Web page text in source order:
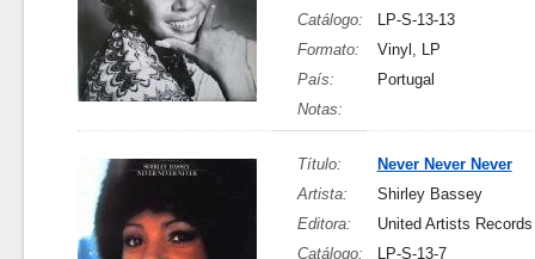
Catálogo:
LP-S-13-13
Formato:
Vinyl, LP
País:
Portugal
Notas:
Título:
Never Never Never
Artista:
Shirley Bassey
Editora:
United Artists Records
Catálogo:
LP-S-13-7